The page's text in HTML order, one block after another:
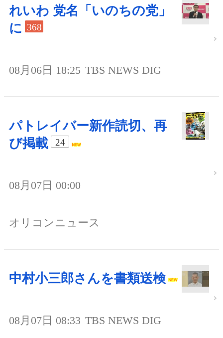
れいわ 党名「いのちの党」
に 368
08月06日 18:25 TBS NEWS DIG
パトレイバー新作読切、再
び掲載
24
08月07日 00:00
オリコンニュース
中村小三郎さんを書類送検
08月07日 08:33 TBS NEWS DIG